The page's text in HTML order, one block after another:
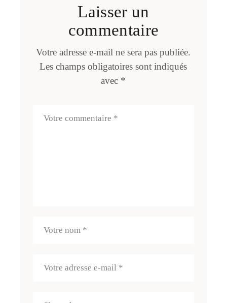
Laisser un
commentaire
Votre adresse e-mail ne sera pas publiée.
Les champs obligatoires sont indiqués
avec *